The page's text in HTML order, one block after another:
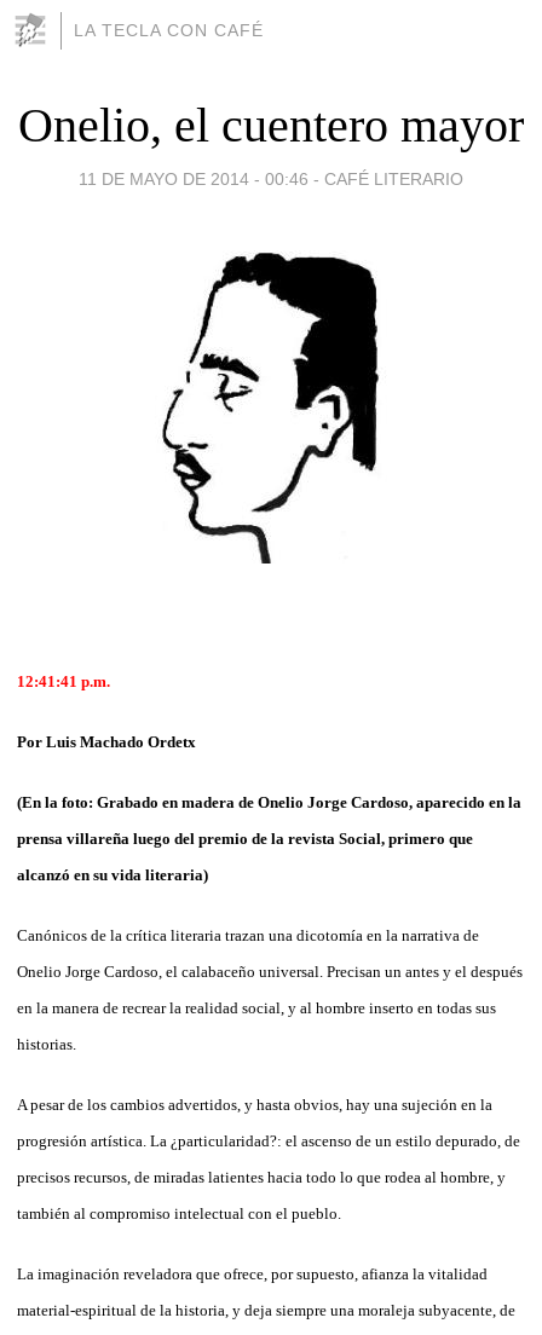
LA TECLA CON CAFÉ
Onelio, el cuentero mayor
11 DE MAYO DE 2014 - 00:46 - CAFÉ LITERARIO
12:41:41 p.m.
Por Luis Machado Ordetx
(En la foto: Grabado en madera de Onelio Jorge Cardoso, aparecido en la
prensa villareña luego del premio de la revista Social, primero que
alcanzó en su vida literaria)
Canónicos de la crítica literaria trazan una dicotomía en la narrativa de
Onelio Jorge Cardoso, el calabaceño universal. Precisan un antes y el después
en la manera de recrear la realidad social, y al hombre inserto en todas sus
historias.
A pesar de los cambios advertidos, y hasta obvios, hay una sujeción en la
progresión artística. La ¿particularidad?: el ascenso de un estilo depurado, de
precisos recursos, de miradas latientes hacia todo lo que rodea al hombre, y
también al compromiso intelectual con el pueblo.
La imaginación reveladora que ofrece, por supuesto, afianza la vitalidad
material-espiritual de la historia, y deja siempre una moraleja subyacente, de